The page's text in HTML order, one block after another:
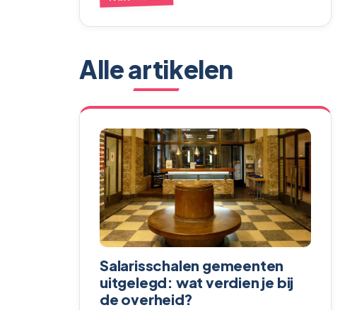
Alle artikelen
Salarisschalen gemeenten
uitgelegd: wat verdien je bij
de overheid?